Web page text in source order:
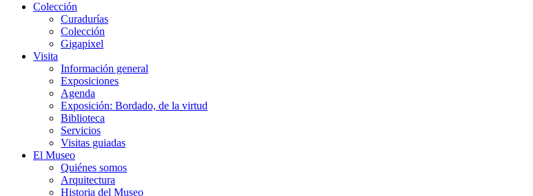
Colección
Curadurías
Colección
Gigapixel
Visita
Información general
Exposiciones
Agenda
Exposición: Bordado, de la virtud
Biblioteca
Servicios
Visitas guiadas
El Museo
Quiénes somos
Arquitectura
Historia del Museo